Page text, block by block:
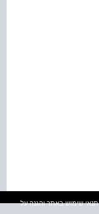
תנאי שימוש באתר והגנה על